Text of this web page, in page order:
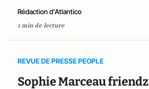
Rédaction d'Atlantico
1 min de lecture
REVUE DE PRESSE PEOPLE
Sophie Marceau